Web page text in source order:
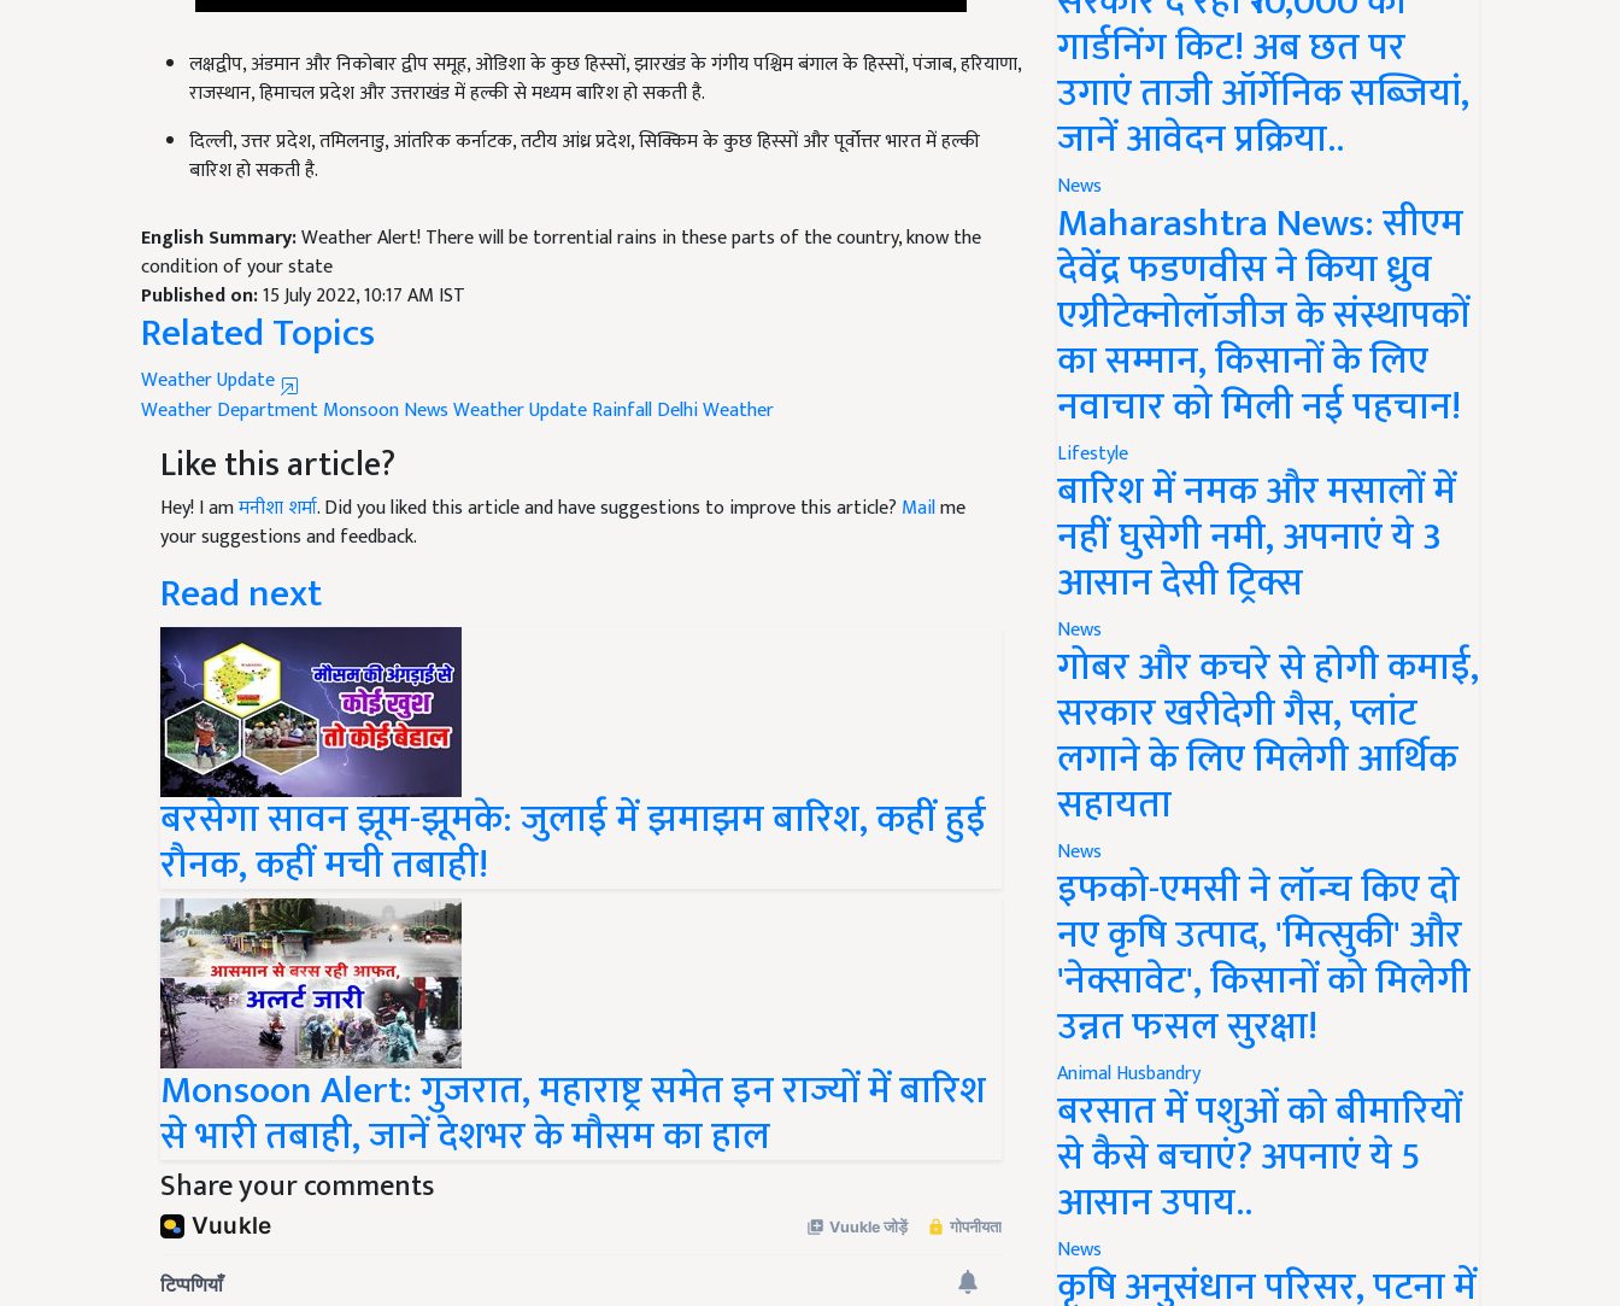
राजस्थान, हिमाचल प्रदेश और उत्तराखंड में हल्की से मध्यम बारिश हो सकती है.
दिल्ली, उत्तर प्रदेश, तमिलनाडु, आंतरिक कर्नाटक, तटीय आंध्र प्रदेश, सिक्किम के कुछ हिस्सों और पूर्वोत्तर भारत में हल्की
बारिश हो सकती है.
condition of your state
Published on:15 July 2022, 10:17 AM IST
Related Topics
Weather Update
Weather Department
Like this article?
Hey! I amमनीशा शर्मा . Did you liked this article and have suggestions to improve this article?
your suggestions and feedback.
Read next
बरसेगा सावन झूम-झूमके: जुलाई में झमाझम बारिश, कहीं हुई
रौनक, कहीं मची तबाही!
Monsoon Alert: गुजरात, महाराष्ट्र समेत इन राज्यों में बारिश
से भारी तबाही, जानें देशभर के मौसम का हाल
Share your comments
गार्डनिंग किट! अब छत पर
उगाएं ताजी ऑर्गेनिक सब्जियां,
जानें आवेदन प्रक्रिया..
News
Maharashtra News: सीएम
देवेंद्र फडणवीस ने किया ध्रुव
एग्रीटेक्नोलॉजीज के संस्थापकों
का सम्मान, किसानों के लिए
नवाचार को मिली नई पहचान!
Lifestyle
बारिश में नमक और मसालों में
नहीं घुसेगी नमी, अपनाएं ये 3
आसान देसी ट्रिक्स
News
गोबर और कचरे से होगी कमाई,
सरकार खरीदेगी गैस, प्लांट
लगाने के लिए मिलेगी आर्थिक
सहायता
News
इफको-एमसी ने लॉन्च किए दो
नए कृषि उत्पाद, 'मित्सुकी' और
'नेक्सावेट', किसानों को मिलेगी
उन्नत फसल सुरक्षा!
Animal Husbandry
बरसात में पशुओं को बीमारियों
से कैसे बचाएं? अपनाएं ये 5
आसान उपाय..
News
कृषि अनुसंधान परिसर, पटना में